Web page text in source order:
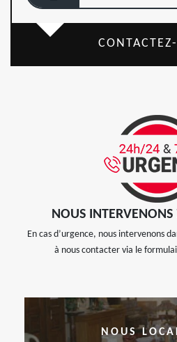
NOUS
En cas d’urgence, nous intervenons
à nous contacter via le
NOUS